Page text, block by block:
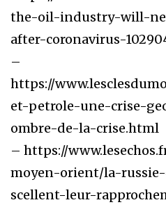
the-oil-industry-will-
after-coronavirus-
–
https://
et-petrole-une-crise-
ombre-de-la-crise.html
– https://
moyen-orient/la-
scellent-leur-